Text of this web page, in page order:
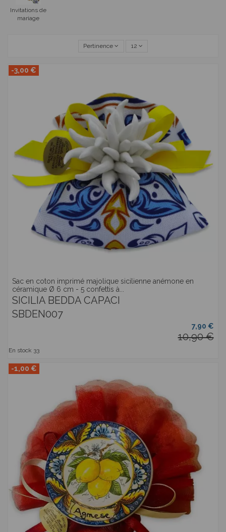
Invitations de
mariage
Pertinence 12
-3,00 €
Sac en coton imprimé majolique sicilienne anémone en
céramique Ø 6 cm - 5 confettis à...
SICILIA BEDDA CAPACI
SBDEN007
7,90 €
10,90 €
En stock 33
-1,00 €